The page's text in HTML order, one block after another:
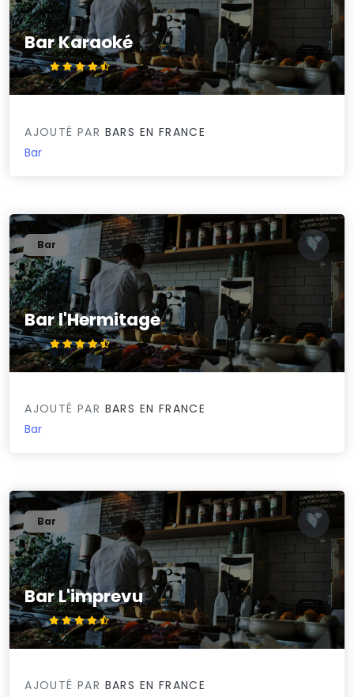
Bar Karaoké
4.6/5
AJOUTÉ PAR BARS EN FRANCE
Bar
Bar l'Hermitage
4.6/5
Bar
AJOUTÉ PAR BARS EN FRANCE
Bar
Bar L'imprevu
4.5/5
Bar
AJOUTÉ PAR BARS EN FRANCE